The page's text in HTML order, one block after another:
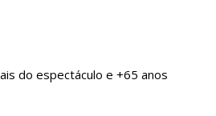
do espectáculo e +65 anos